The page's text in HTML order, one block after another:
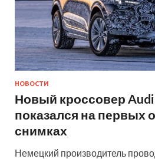
НОВОСТИ
Новый кроссовер
показался на первых
снимках
Немецкий производитель